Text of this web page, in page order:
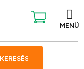
KERESÉS
KOSÁR